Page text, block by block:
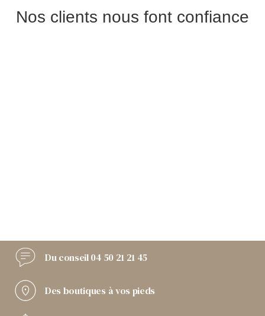
Nos clients nous font confiance
Du conseil04 50 21 21 45
Des boutiques à vos pieds